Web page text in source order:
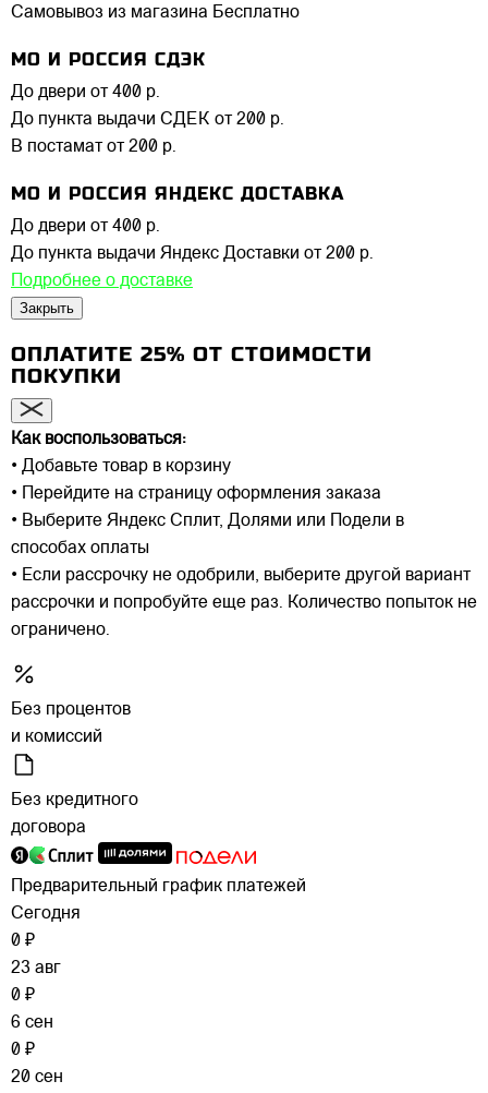
Самовывоз из магазина Бесплатно
МО И РОССИЯ СДЭК
До двери от 400 р.
До пункта выдачи СДЕК от 200 р.
В постамат от 200 р.
МО И РОССИЯ ЯНДЕКС ДОСТАВКА
До двери от 400 р.
До пункта выдачи Яндекс Доставки от 200 р.
Подробнее о доставке
Закрыть
ОПЛАТИТЕ 25% ОТ СТОИМОСТИ
ПОКУПКИ
Как воспользоваться:
• Добавьте товар в корзину
• Перейдите на страницу оформления заказа
• Выберите Яндекс Сплит, Долями или Подели в
способах оплаты
• Если рассрочку не одобрили, выберите другой вариант
рассрочки и попробуйте еще раз. Количество попыток не
ограничено.
Без процентов
и комиссий
Без кредитного
договора
Предварительный график платежей
Сегодня
0 ₽
23 авг
0 ₽
6 сен
0 ₽
20 сен